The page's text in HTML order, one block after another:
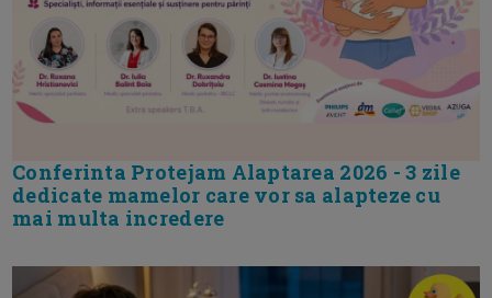
Conferinta Protejam Alaptarea 2026 - 3 zile
dedicate mamelor care vor sa alapteze cu
mai multa incredere